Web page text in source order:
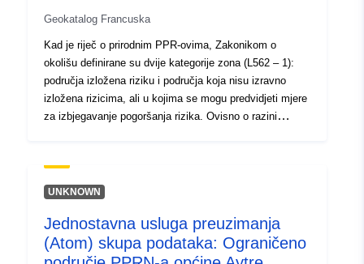
Geokatalog Francuska
Kad je riječ o prirodnim PPR-ovima, Zakonikom o
okolišu definirane su dvije kategorije zona (L562 – 1):
područja izložena riziku i područja koja nisu izravno
izložena rizicima, ali u kojima se mogu predvidjeti mjere
za izbjegavanje pogoršanja rizika. Ovisno o razini
zabranjena područja”, poznata kao „crvena područja”,
gdje je razina opasnosti visoka, a opće je pravilo
„plava područja”, u kojima je razina opasnosti prosječna,
a projekti podliježu zahtjevima prilagođenima vrsti
problema; 3- područja koja nisu izravno izložena
UNKNOWN
Jednostavna usluga preuzimanja
(Atom) skupa podataka: Ograničeno